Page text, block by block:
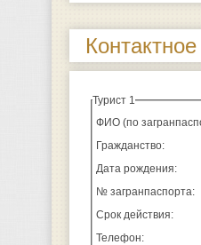
Турист 1
ФИО (по
Гражданство:
Дата рождения:
№ загранпаспорта:
Срок действия:
Телефон: